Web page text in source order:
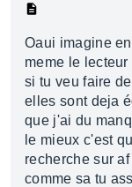
Oaui imagine
meme le
si tu veu faire
elles sont deja
que j'ai du
le mieux c'est
recherche sur
comme sa tu